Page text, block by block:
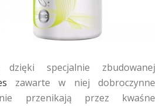
dzięki specjalnie zbudowanej
zawarte w niej dobroczynne
przenikają przez kwaśne